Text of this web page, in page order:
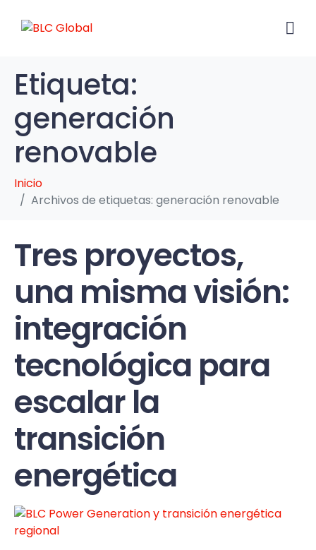
Etiqueta:
generación
renovable
Inicio
Archivos de etiquetas: generación renovable
Tres proyectos,
una misma visión:
integración
tecnológica para
escalar la
transición
energética